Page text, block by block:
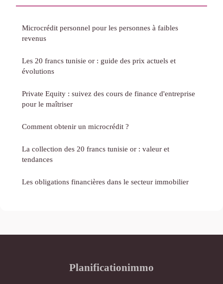
Microcrédit personnel pour les personnes à faibles
revenus
Les 20 francs tunisie or : guide des prix actuels et
évolutions
Private Equity : suivez des cours de finance d'entreprise
pour le maîtriser
Comment obtenir un microcrédit ?
La collection des 20 francs tunisie or : valeur et
tendances
Les obligations financières dans le secteur immobilier
Planificationimmo